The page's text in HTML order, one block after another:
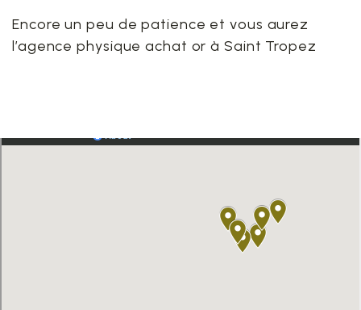
Encore un peu de patience et vous aurez
l’agence physique achat or à Saint Tropez